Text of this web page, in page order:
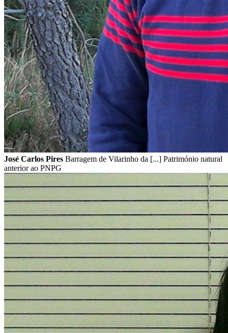
José Carlos Pires Barragem de Vilarinho da [...] Património natural
anterior ao PNPG